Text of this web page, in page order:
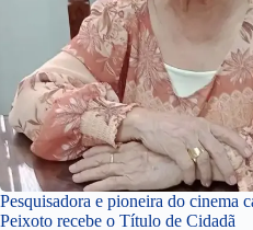
Pesquisadora e pioneira do cinema
Peixoto recebe o Título de Cidadã